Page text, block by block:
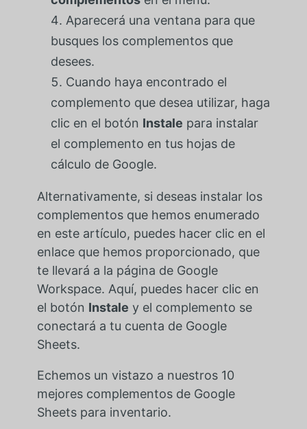
Aparecerá una ventana para que
busques los complementos que
desees.
Cuando haya encontrado el
complemento que desea utilizar, haga
clic en el botón Instale para instalar
el complemento en tus hojas de
cálculo de Google.
Alternativamente, si deseas instalar los
complementos que hemos enumerado
en este artículo, puedes hacer clic en el
enlace que hemos proporcionado, que
te llevará a la página de Google
Workspace. Aquí, puedes hacer clic en
el botón Instale y el complemento se
conectará a tu cuenta de Google
Sheets.
Echemos un vistazo a nuestros 10
mejores complementos de Google
Sheets para inventario.